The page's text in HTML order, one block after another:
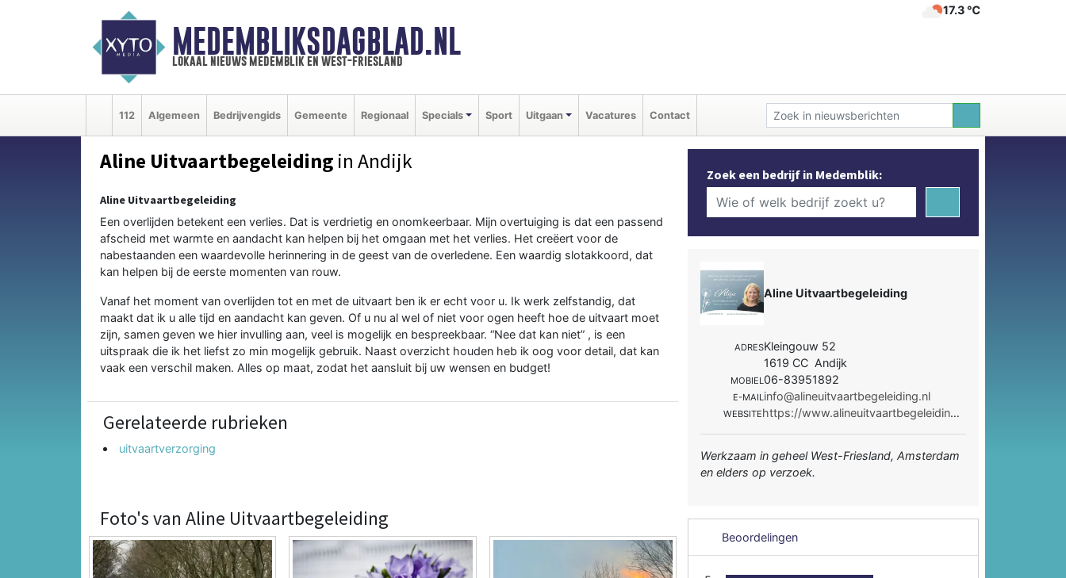
MEDEMBLIKSDAGBLAD.NL
lokaal nieuws medemblik en west-friesland
17.3 ℃
112 Algemeen Bedrijvengids Gemeente Regionaal Specials Sport Uitgaan Vacatures Contact
Aline Uitvaartbegeleiding in Andijk
Aline Uitvaartbegeleiding
Een overlijden betekent een verlies. Dat is verdrietig en onomkeerbaar. Mijn overtuiging is dat een passend
afscheid met warmte en aandacht kan helpen bij het omgaan met het verlies. Het creëert voor de
nabestaanden een waardevolle herinnering in de geest van de overledene. Een waardig slotakkoord, dat
kan helpen bij de eerste momenten van rouw.
Vanaf het moment van overlijden tot en met de uitvaart ben ik er echt voor u. Ik werk zelfstandig, dat
maakt dat ik u alle tijd en aandacht kan geven. Of u nu al wel of niet voor ogen heeft hoe de uitvaart moet
zijn, samen geven we hier invulling aan, veel is mogelijk en bespreekbaar. “Nee dat kan niet” , is een
uitspraak die ik het liefst zo min mogelijk gebruik. Naast overzicht houden heb ik oog voor detail, dat kan
vaak een verschil maken. Alles op maat, zodat het aansluit bij uw wensen en budget!
Gerelateerde rubrieken
uitvaartverzorging
Foto's van Aline Uitvaartbegeleiding
Zoek een bedrijf in Medemblik:
Aline Uitvaartbegeleiding
ADRESKleingouw 52
1619 CC Andijk
MOBIEL06-83951892
E-MAILinfo@alineuitvaartbegeleiding.nl
WEBSITE https://www.alineuitvaartbegeleiding.nl/
Werkzaam in geheel West-Friesland, Amsterdam
en elders op verzoek.
Beoordelingen